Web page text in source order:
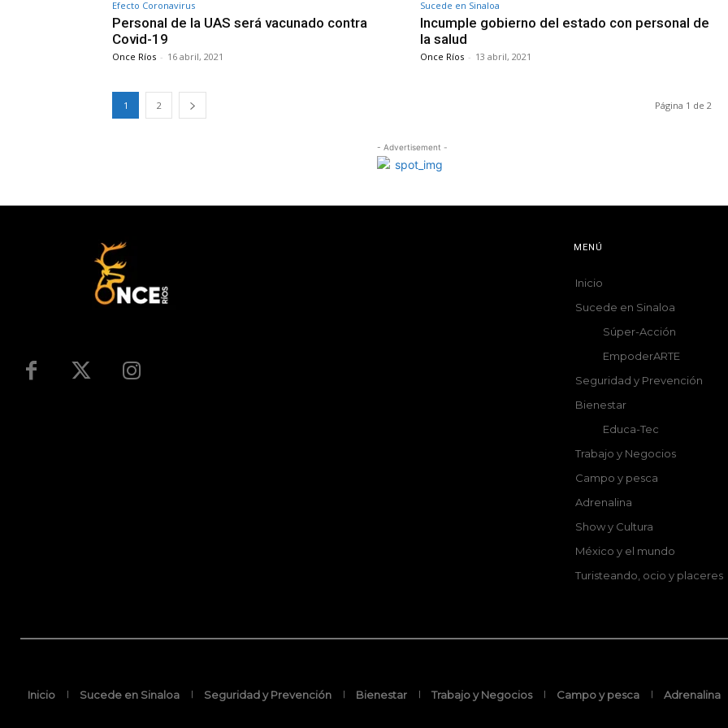
Efecto Coronavirus
Personal de la UAS será vacunado contra
Covid-19
Once Ríos - 16 abril, 2021
Sucede en Sinaloa
Incumple gobierno del estado con personal de
la salud
Once Ríos - 13 abril, 2021
1 2 Página 1 de 2
- Advertisement -
MENÚ
Inicio
Sucede en Sinaloa
Súper-Acción
EmpoderARTE
Seguridad y Prevención
Bienestar
Educa-Tec
Trabajo y Negocios
Campo y pesca
Adrenalina
Show y Cultura
México y el mundo
Turisteando, ocio y placeres
Inicio Sucede en Sinaloa Seguridad y Prevención Bienestar Trabajo y Negocios Campo y pesca Adrenalina